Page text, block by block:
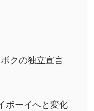
クの独立宣言
ボーイへと変化